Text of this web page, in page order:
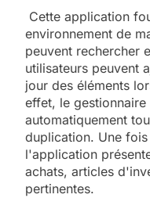
Cette application
environnement de
peuvent rechercher
utilisateurs peuvent
jour des éléments
effet, le
automatiquement
duplication. Une
l'application
achats, articles
pertinentes.